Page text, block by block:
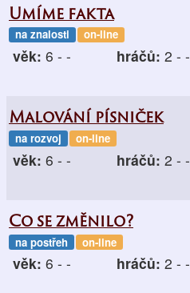
Umíme fakta
na znalosti on-line
věk: 6 - - hráčů: 2 - -
Malování písniček
na rozvoj on-line
věk: 6 - - hráčů: 2 - -
Co se změnilo?
na postřeh on-line
věk: 6 - - hráčů: 2 - -